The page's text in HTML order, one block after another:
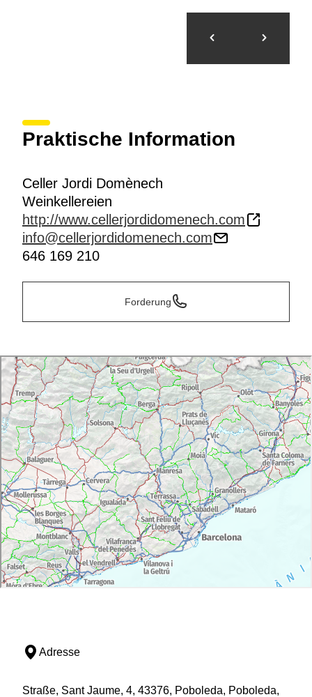
Weinkellerei und das Landgut Les Comes.
Praktische Information
Celler Jordi Domènech
Weinkellereien
http://www.cellerjordidomenech.com
info@cellerjordidomenech.com
646 169 210
Forderung
Adresse
Straße, Sant Jaume, 4, 43376, Poboleda, Poboleda,